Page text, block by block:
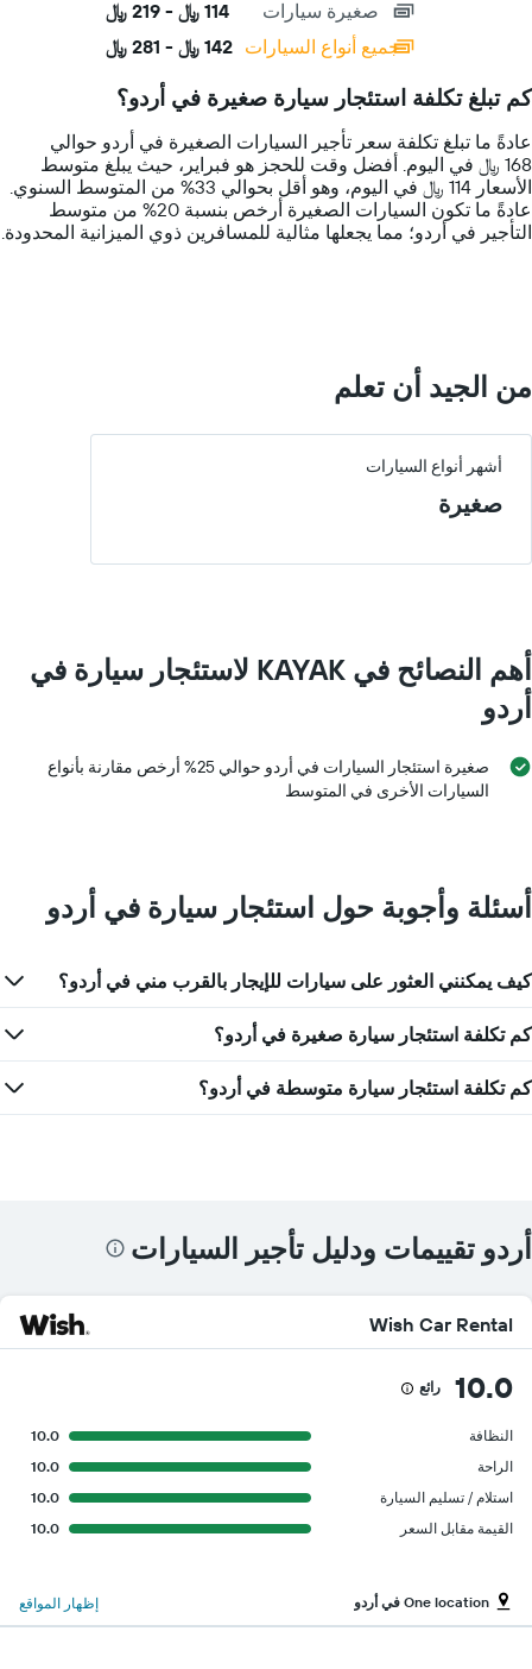
categories.
chart
has
1
Y
axis
صغيرة سيارات
114 ﷼ - 219 ﷼
جميع أنواع السيارات 142 ﷼ - 281 ﷼
كم تبلغ تكلفة استئجار سيارة صغيرة في أردو؟
عادةً ما تبلغ تكلفة سعر تأجير السيارات الصغيرة في أردو حوالي
168 ﷼ في اليوم. أفضل وقت للحجز هو فبراير، حيث يبلغ متوسط
الأسعار 114 ﷼ في اليوم، وهو أقل بحوالي 33% من المتوسط السنوي.
عادةً ما تكون السيارات الصغيرة أرخص بنسبة 20% من متوسط
التأجير في أردو؛ مما يجعلها مثالية للمسافرين ذوي الميزانية المحدودة.
من الجيد أن تعلم
أشهر أنواع السيارات
صغيرة
أهم النصائح في KAYAK لاستئجار سيارة في
أردو
صغيرة استئجار السيارات في أردو حوالي 25% أرخص مقارنة بأنواع
السيارات الأخرى في المتوسط
أسئلة وأجوبة حول استئجار سيارة في أردو
كيف يمكنني العثور على سيارات للإيجار بالقرب مني في أردو؟
كم تكلفة استئجار سيارة صغيرة في أردو؟
كم تكلفة استئجار سيارة متوسطة في أردو؟
أردو تقييمات ودليل تأجير السيارات
Wish Car Rental
10.0 رائع
النظافة
10.0
الراحة
10.0
استلام / تسليم السيارة
10.0
القيمة مقابل السعر
10.0
One location في أردو إظهار المواقع